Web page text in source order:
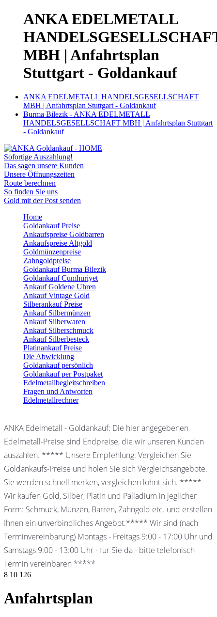
ANKA EDELMETALL
MBH | Anfahrtsplan
Stuttgart - Goldankauf
ANKA EDELMETALL HANDELSGESELLSCHAFT
MBH | Anfahrtsplan Stuttgart - Goldankauf
Burma Bilezik - ANKA EDELMETALL
HANDELSGESELLSCHAFT MBH | Anfahrtsplan Stuttgart
- Goldankauf
Sofortige Auszahlung!
Das sagen unsere Kunden
Unsere Öffnungszeiten
Route berechnen
So finden Sie uns
Gold mit der Post senden
Home
Goldankauf Preise
Ankaufspreise Goldbarren
Ankaufspreise Altgold
Goldmünzenpreise
Zahngoldpreise
Goldankauf Burma Bilezik
Goldankauf Cumhuriyet
Ankauf Goldene Uhren
Ankauf Vintage Gold
Silberankauf Preise
Ankauf Silbermünzen
Ankauf Silberwaren
Ankauf Silberschmuck
Ankauf Silberbesteck
Platinankauf Preise
Die Abwicklung
Goldankauf persönlich
Goldankauf per Postpaket
Edelmetallbegleitschreiben
Fragen und Antworten
Edelmetallrechner
ANKA Edelmetall - Goldankauf: Die hier angegebenen
Edelmetall-Preise sind Endpreise, die wir unseren Kunden
auszahlen. ***** Unsere Empfehlung: Vergleichen Sie
Goldankaufs-Preise und holen Sie sich Vergleichsangebote.
Sie werden schnell merken, vergleichen lohnt sich. *****
Wir kaufen Gold, Silber, Platin und Palladium in jeglicher
Form: Schmuck, Münzen, Barren, Zahngold etc. und erstellen
Ihnen ein unverbindliches Angebot.***** Wir sind (nach
Terminvereinbarung) Montags - Freitags 9:00 - 17:00 Uhr und
Samstags 9:00 - 13:00 Uhr - für Sie da - bitte telefonisch
Termin vereinbaren *****
8 10 126
Anfahrtsplan